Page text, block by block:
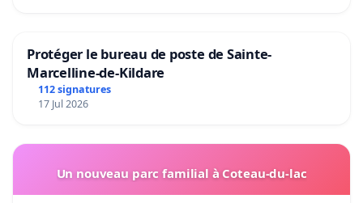
Protéger le bureau de poste de Sainte-
Marcelline-de-Kildare
112 signatures
17 Jul 2026
Un nouveau parc familial à Coteau-du-lac